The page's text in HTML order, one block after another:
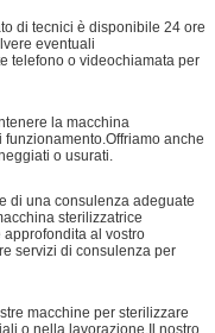
di tecnici è disponibile 24 ore
eventuali
telefono o videochiamata per
la macchina
anche
o usurati.
di una consulenza adeguate
sterilizzatrice
al vostro
servizi di consulenza per
macchine per sterilizzare
o nella lavorazione.Il nostro